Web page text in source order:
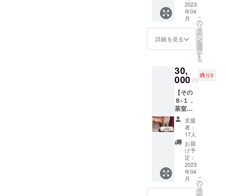
半年間
炒った
珈琲も
で、焼
き芋の
うじ茶
のよう
な優し
い味わ
いで
す。 お
抹茶と
同じよ
うに粉
状の
『誉』
をカッ
プに入
れてお
湯を注
開封1ヶ
月、開
封後1週
期限：
和三
→3ヶ月
原材
料：砂
糖、白
餡、小
豆、寒
天、黒
糖、澱
粉、着
色料 ・
江戸時
代から
続く、
落雁専
が出来
ない人
もたっ
た1日で
着物が
してい
まし
た。 優
しく指
導しま
すが、
頑張っ
て覚え
て素敵
に着物
を着こ
なして
みて下
さい。
途中経
あいぞ
め） 藍
染め
は、
『抗
すぐ
れ、傷
が早く
なるこ
とから
武士が
鎧下に
着用
し、火
消しは
『防
炎』に
強いこ
とから
半纏に
教室
参加
権】 和
食って
どう
やって
ムーズ
なの
か、美
しい所
作に見
えるの
か？ 悩
まれる
方が多
い食事
です。
茶室開
校のお
祝いを
兼ね
て、実
2023
年04
月
詳細を見る
こ
の
リ
タ
ー
ン
を
選
択
す
る
30,
000 円
残り3
【その
８-１．
茶室完
成披露
＋茶道
教室回
数券10
回分
（初回
費用
サービ
ス＆通
常料金
支援
者：
17人
お届
け予
定：
2023
年04
月
こ
の
リ
タ